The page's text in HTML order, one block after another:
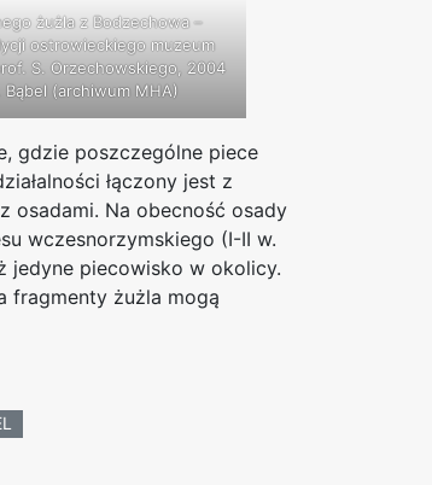
żużla z Bodzechowa –
ostrowieckiego muzeum
S. Orzechowskiego, 2004
(archiwum MHA)
gdzie poszczególne piece
łączony jest z
osadami. Na obecność osady
wczesnorzymskiego (I-II w.
jedyne piecowisko w okolicy.
fragmenty żużla mogą